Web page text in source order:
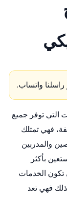
راسلنا واتساب.
التي توفر جميع
فهي تمتلك
والمدربين
بأكثر
تكون الخدمات
فهي تعد